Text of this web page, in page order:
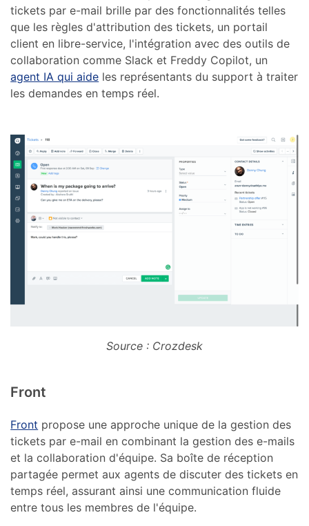
tickets par e-mail brille par des fonctionnalités telles
que les règles d'attribution des tickets, un portail
client en libre-service, l'intégration avec des outils de
collaboration comme Slack et Freddy Copilot, un
agent IA qui aide les représentants du support à traiter
les demandes en temps réel.
Source : Crozdesk
Front
Front propose une approche unique de la gestion des
tickets par e-mail en combinant la gestion des e-mails
et la collaboration d'équipe. Sa boîte de réception
partagée permet aux agents de discuter des tickets en
temps réel, assurant ainsi une communication fluide
entre tous les membres de l'équipe.